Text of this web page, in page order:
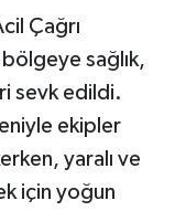
Çağrı
sağlık,
sevk edildi.
ekipler
yaralı ve
için yoğun